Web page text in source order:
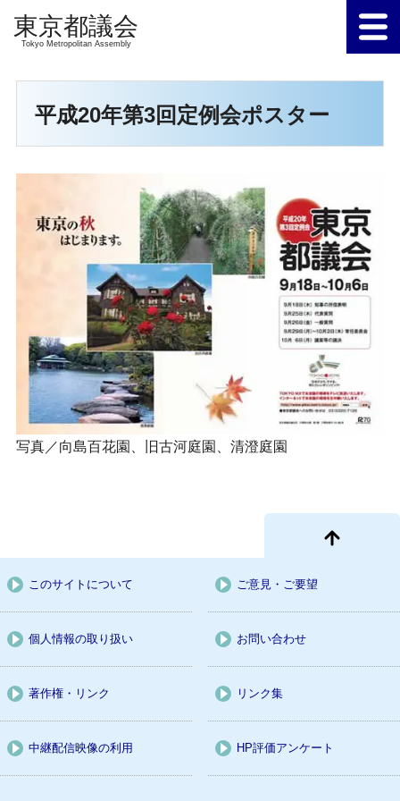
Tokyo Metropolitan Assembly
平成20年第3回定例会ポスター
写真／向島百花園、旧古河庭園、清澄庭園
このサイトについて ご意見・ご要望
個人情報の取り扱い お問い合わせ
著作権・リンク リンク集
中継配信映像の利用 HP評価アンケート